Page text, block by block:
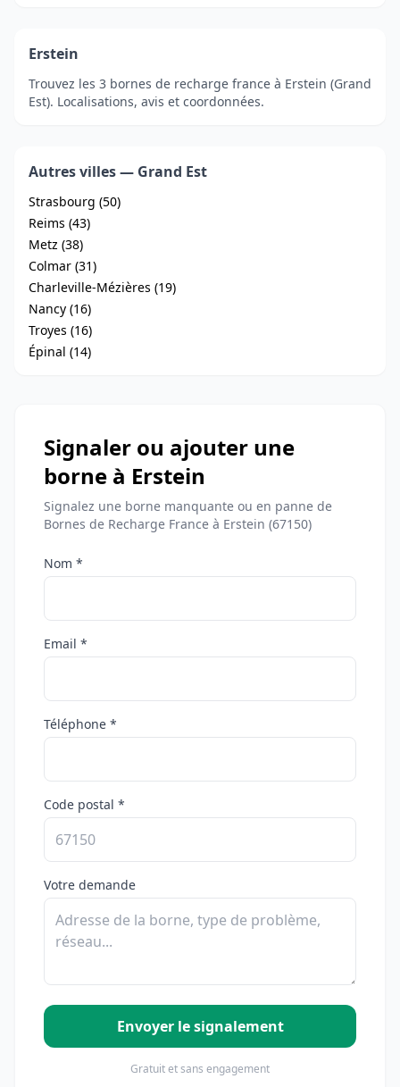
Erstein
Trouvez les 3 bornes de recharge france à Erstein (Grand
Est). Localisations, avis et coordonnées.
Autres villes — Grand Est
Strasbourg (50)
Reims (43)
Metz (38)
Colmar (31)
Charleville-Mézières (19)
Nancy (16)
Troyes (16)
Épinal (14)
Signaler ou ajouter une
borne à Erstein
Signalez une borne manquante ou en panne de
Bornes de Recharge France à Erstein (67150)
Nom *
Email *
Téléphone *
Code postal *
Votre demande
Envoyer le signalement
Gratuit et sans engagement